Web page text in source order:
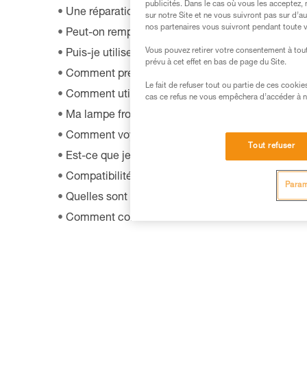
Une réparation de ma lampe frontale est-elle
Peut-on remplacer une led sur une frontale ?
Puis-je utiliser ma lampe sur route à vélo ?
Comment prendre soin d'un bandeau de lampe
Comment utiliser ma lampe dans le brouillard ?
Ma lampe frontale n'éclaire plus ou n'éclaire
Comment voyager en avion avec une lampe
Est-ce que je peux installer une lampe frontale
Compatibilité des lampes avec HELMET ADAPT
Quelles sont les batteries rechargeables
Comment commander un nouveau bandeau ?
publicités. Dans le cas où vous les
sur notre Site et ne vous suivront pas sur
nos partenaires vous suivront pendant toute
Vous pouvez retirer votre consentement à
prévu à cet effet en bas de page du Site.
Le fait de refuser tout ou partie de ces
cas ce refus ne vous empêchera d’accéder à
Tout refuser